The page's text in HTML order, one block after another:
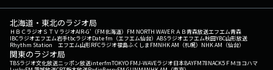
北海道・東北のラジオ局
ＨＢＣラジオＳＴＶラジオAIR-G'（FM北海道） FM NORTH WAVEＲＡＢ青森放送エフエム青森
IBCラジオエフエム岩手tbcラジオDate fm（エフエム仙台） ABSラジオエフエム秋田YBC山形放送
Rhythm Station エフエム山形RFCラジオ福島ふくしまFMNHK AM（札幌） NHK AM（仙台）
関東のラジオ局
TBSラジオ文化放送ニッポン放送interfmTOKYO FMJ-WAVEラジオ日本BAYFM78NACK5 ＦＭヨコハマ